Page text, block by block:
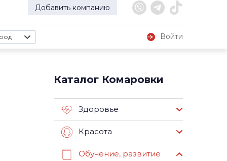
Добавить компанию
Войти
Каталог Комаровки
Здоровье
Красота
Обучение, развитие